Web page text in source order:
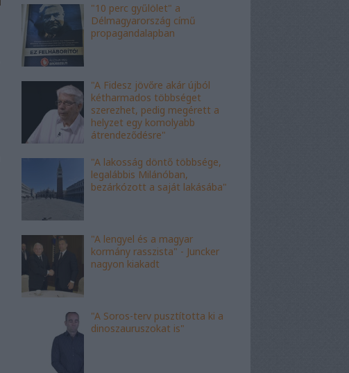
"10 perc gyűlölet" a
Délmagyarország című
propagandalapban
"A Fidesz jövőre akár újból
kétharmados többséget
szerezhet, pedig megérett a
helyzet egy komolyabb
átrendeződésre"
"A lakosság döntő többsége,
legalábbis Milánóban,
bezárkózott a saját lakásába"
"A lengyel és a magyar
kormány rasszista" - Juncker
nagyon kiakadt
"A Soros-terv pusztította ki a
dinoszauruszokat is"